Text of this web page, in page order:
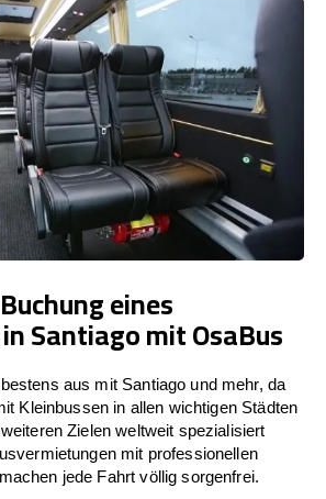
eines
Santiago mit OsaBus
aus mit Santiago und mehr, da
Kleinbussen in allen wichtigen Städten
Zielen weltweit spezialisiert
mit professionellen
jede Fahrt völlig sorgenfrei.